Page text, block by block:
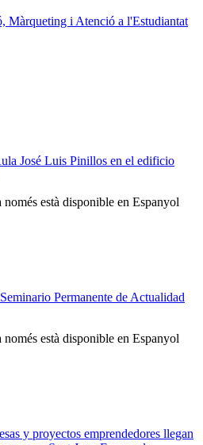
Màrqueting i Atenció a l'Estudiantat
José Luis Pinillos en el edificio
està disponible en Espanyol
Permanente de Actualidad
està disponible en Espanyol
y proyectos emprendedores llegan